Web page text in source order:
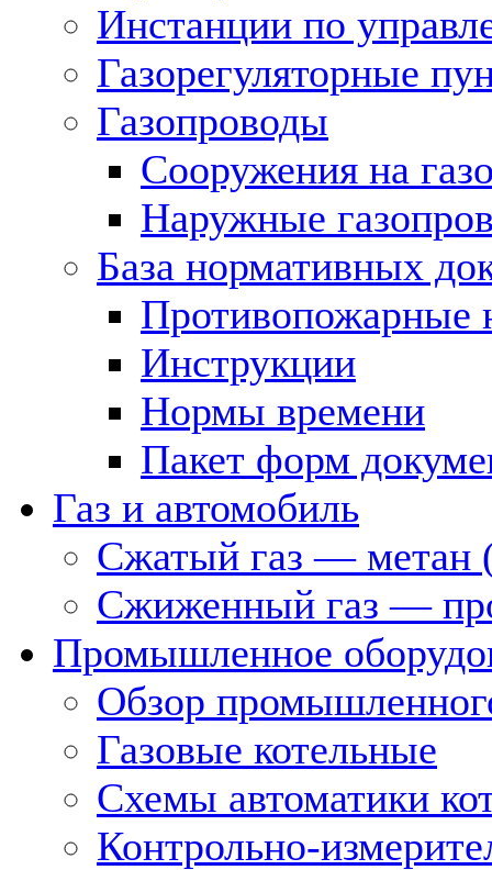
Инстанции по
Газорегуляторные
Газопроводы
Сооружения на
Наружные
База нормативных
Противопожарные
Инструкции
Нормы времени
Пакет форм
Газ и автомобиль
Сжатый газ — метан
Сжиженный газ —
Промышленное
Обзор
Газовые котельные
Схемы автоматики
Контрольно-